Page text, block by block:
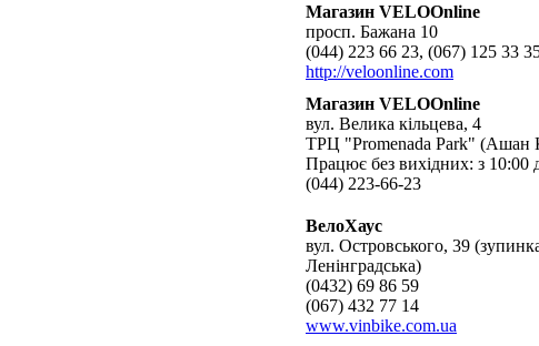
Магазин VELOOnline
просп. Бажана 10
(044) 223 66 23, (067) 125 33
http://veloonline.com
Магазин VELOOnline
вул. Велика кільцева, 4
ТРЦ "Promenada Park" (Ашан
Працює без вихідних: з 10:00
(044) 223-66-23
ВелоХаус
вул. Островського, 39
Ленінградська)
(0432) 69 86 59
(067) 432 77 14
www.vinbike.com.ua